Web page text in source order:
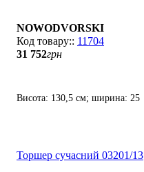
NOWODVORSKI
11704
31 752грн
Висота: 130,5 см; ширина: 25
Торшер сучасний 03201/13